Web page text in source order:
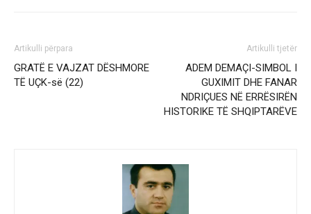
Artikulli përpara
GRATË E VAJZAT DËSHMORE
TË UÇK-së (22)
Artikulli tjetër
ADEM DEMAÇI-SIMBOL I
GUXIMIT DHE FANAR
NDRIÇUES NË ERRËSIRËN
HISTORIKE TË SHQIPTARËVE